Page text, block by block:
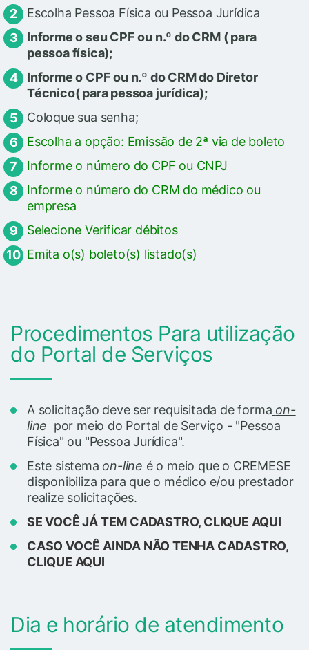
Escolha Pessoa Física ou Pessoa Jurídica
Informe o seu CPF ou n.º do CRM ( para
pessoa física);
Informe o CPF ou n.º do CRM do Diretor
Técnico( para pessoa jurídica);
Coloque sua senha;
Escolha a opção: Emissão de 2ª via de boleto
Informe o número do CPF ou CNPJ
Informe o número do CRM do médico ou
empresa
Selecione Verificar débitos
Emita o(s) boleto(s) listado(s)
Procedimentos Para utilização
do Portal de Serviços
A solicitação deve ser requisitada de forma on-
line por meio do Portal de Serviço - "Pessoa
Física" ou "Pessoa Jurídica".
Este sistema on-line é o meio que o CREMESE
disponibiliza para que o médico e/ou prestador
realize solicitações.
SE VOCÊ JÁ TEM CADASTRO, CLIQUE AQUI
CASO VOCÊ AINDA NÃO TENHA CADASTRO,
CLIQUE AQUI
Dia e horário de atendimento